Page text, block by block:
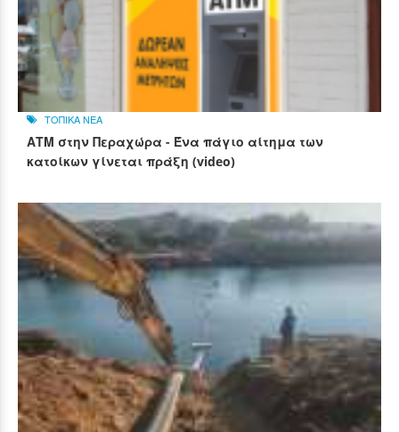
ΤΟΠΙΚΑ ΝΕΑ
ΑΤΜ στην Περαχώρα - Ένα πάγιο αίτημα των
κατοίκων γίνεται πράξη (video)